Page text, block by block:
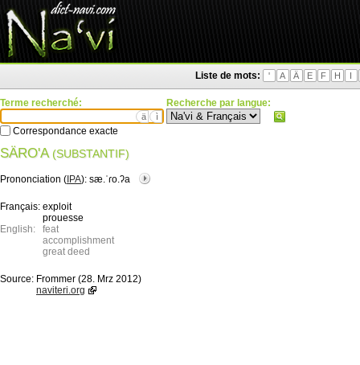
Liste de mots: ' A Ä E F H I
Terme recherché:
ä ì
Correspondance exacte
Recherche par langue:
SÄRO'A (SUBSTANTIF)
Prononciation ( IPA): sæ.ˈɾo.ʔa
Français: exploit
prouesse
English:
feat
accomplishment
great deed
Source: Frommer (28. Mrz 2012)
naviteri.org